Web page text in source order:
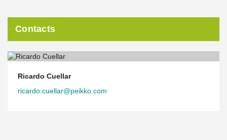
Contacts
Ricardo Cuellar
ricardo.cuellar@peikko.com